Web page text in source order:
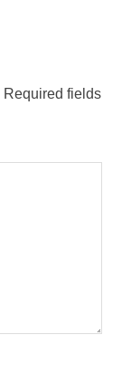
Required fields